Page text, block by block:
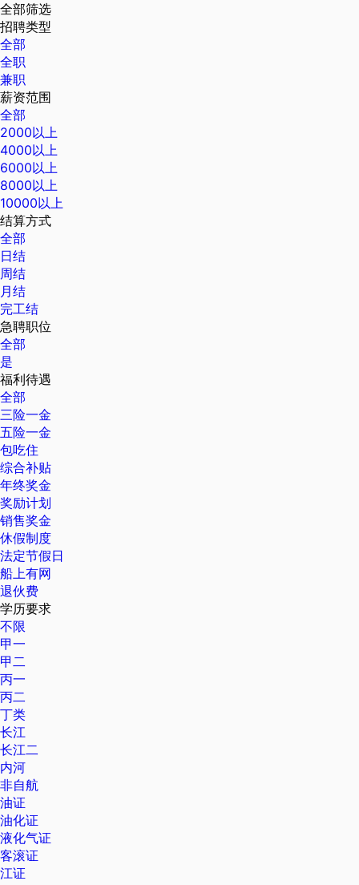
全部筛选
招聘类型
全部
全职
兼职
薪资范围
全部
2000以上
4000以上
6000以上
8000以上
10000以上
结算方式
全部
日结
周结
月结
完工结
急聘职位
全部
是
福利待遇
全部
三险一金
五险一金
包吃住
综合补贴
年终奖金
奖励计划
销售奖金
休假制度
法定节假日
船上有网
退伙费
学历要求
不限
甲一
甲二
丙一
丙二
丁类
长江
长江二
内河
非自航
油证
油化证
液化气证
客滚证
江证